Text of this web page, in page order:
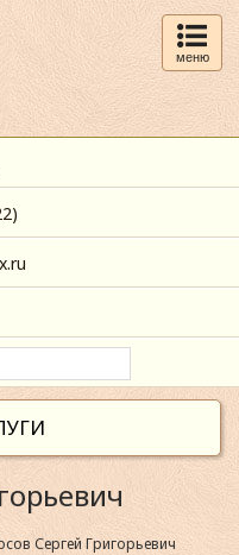
меню
Сергей Григорьевич